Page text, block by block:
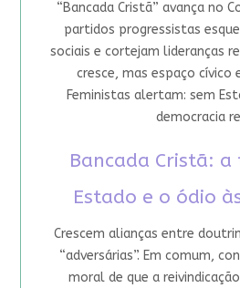
“Bancada Cristã” avança no
partidos progressistas
sociais e cortejam lideranças
cresce, mas espaço cívico
Feministas alertam: sem
democracia
Bancada Cristã:
Estado e o ódio
Crescem alianças entre
“adversárias”. Em comum,
moral de que a